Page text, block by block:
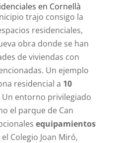
en Cornellà
trajo consigo la
residenciales,
obra donde se han
de viviendas con
Un ejemplo
residencial a 10
Un entorno privilegiado
el parque de Can
equipamientos
Colegio Joan Miró,